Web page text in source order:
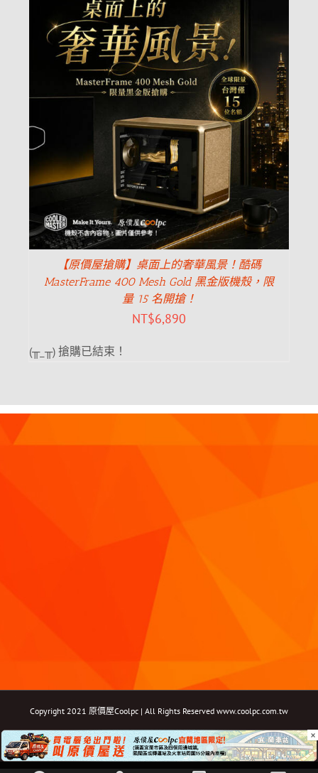
【原價屋搶購】桌面上的奢華風景！酷碼
MasterFrame 400 Mesh Gold 黑金版機殼，限
量 15 名開搶！
NT$6,890
(╥_╥) 搶購已結束！
Copyright 2021 原價屋Coolpc | All Rights Reserved www.coolpc.com.tw
FacebookInstagramYouTubeTwitterEmail: ×